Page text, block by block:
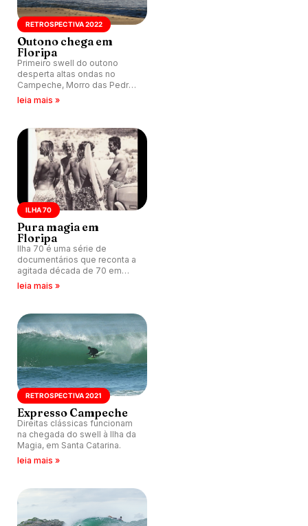
RETROSPECTIVA 2022
Outono chega em
Floripa
Primeiro swell do outono
desperta altas ondas no
Campeche, Morro das Pedras
e Rio Tavares, em
leia mais »
ILHA 70
Pura magia em
Floripa
Ilha 70 é uma série de
documentários que reconta a
agitada década de 70 em
Florianópolis, pelo olhar da
leia mais »
RETROSPECTIVA 2021
Expresso Campeche
Direitas clássicas funcionam
na chegada do swell à Ilha da
Magia, em Santa Catarina.
leia mais »